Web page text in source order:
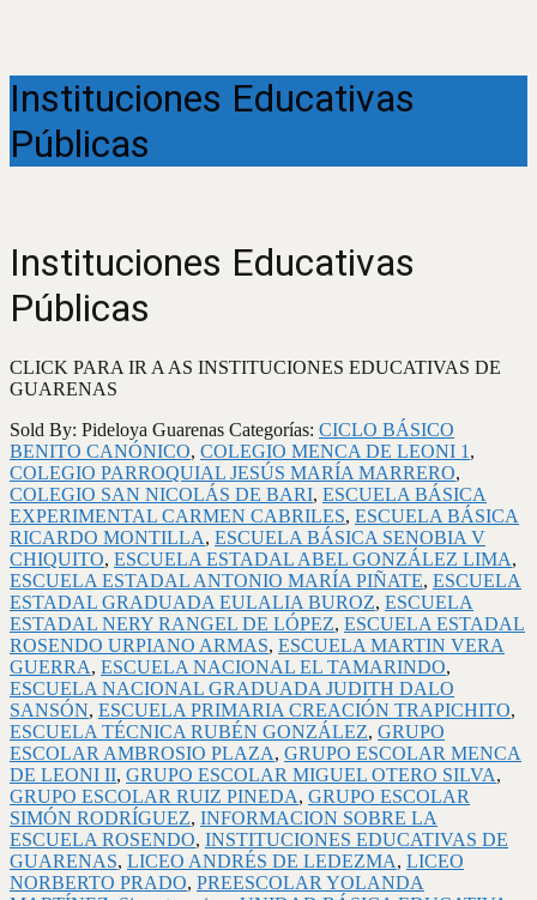
Instituciones Educativas
Públicas
Instituciones Educativas
Públicas
CLICK PARA IR A AS INSTITUCIONES EDUCATIVAS DE
GUARENAS
Sold By: Pideloya Guarenas Categorías: CICLO BÁSICO
BENITO CANÓNICO, COLEGIO MENCA DE LEONI 1 ,
COLEGIO PARROQUIAL JESÚS MARÍA MARRERO,
COLEGIO SAN NICOLÁS DE BARI, ESCUELA BÁSICA
EXPERIMENTAL CARMEN CABRILES, ESCUELA BÁSICA
RICARDO MONTILLA, ESCUELA BÁSICA SENOBIA V
CHIQUITO, ESCUELA ESTADAL ABEL GONZÁLEZ LIMA,
ESCUELA ESTADAL ANTONIO MARÍA PIÑATE, ESCUELA
ESTADAL GRADUADA EULALIA BUROZ, ESCUELA
ESTADAL NERY RANGEL DE LÓPEZ, ESCUELA ESTADAL
ROSENDO URPIANO ARMAS, ESCUELA MARTIN VERA
GUERRA, ESCUELA NACIONAL EL TAMARINDO,
ESCUELA NACIONAL GRADUADA JUDITH DALO
SANSÓN, ESCUELA PRIMARIA CREACIÓN TRAPICHITO,
ESCUELA TÉCNICA RUBÉN GONZÁLEZ, GRUPO
ESCOLAR AMBROSIO PLAZA, GRUPO ESCOLAR MENCA
DE LEONI II, GRUPO ESCOLAR MIGUEL OTERO SILVA,
GRUPO ESCOLAR RUIZ PINEDA, GRUPO ESCOLAR
SIMÓN RODRÍGUEZ, INFORMACION SOBRE LA
ESCUELA ROSENDO, INSTITUCIONES EDUCATIVAS DE
GUARENAS, LICEO ANDRÉS DE LEDEZMA, LICEO
NORBERTO PRADO, PREESCOLAR YOLANDA